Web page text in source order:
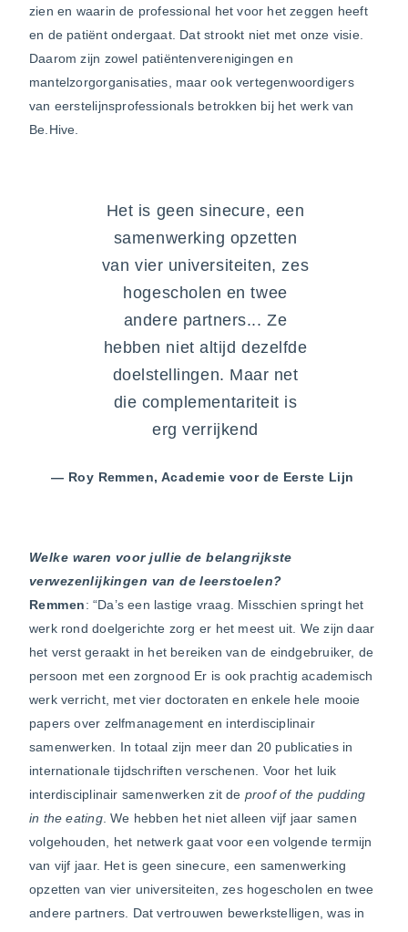
zien en waarin de professional het voor het zeggen heeft
en de patiënt ondergaat. Dat strookt niet met onze visie.
Daarom zijn zowel patiëntenverenigingen en
mantelzorgorganisaties, maar ook vertegenwoordigers
van eerstelijnsprofessionals betrokken bij het werk van
Be.Hive.
Het is geen sinecure, een
samenwerking opzetten
van vier universiteiten, zes
hogescholen en twee
andere partners... Ze
hebben niet altijd dezelfde
doelstellingen. Maar net
die complementariteit is
erg verrijkend
— Roy Remmen, Academie voor de Eerste Lijn
Welke waren voor jullie de belangrijkste
verwezenlijkingen van de leerstoelen?
Remmen: “Da’s een lastige vraag. Misschien springt het
werk rond doelgerichte zorg er het meest uit. We zijn daar
het verst geraakt in het bereiken van de eindgebruiker, de
persoon met een zorgnood Er is ook prachtig academisch
werk verricht, met vier doctoraten en enkele hele mooie
papers over zelfmanagement en interdisciplinair
samenwerken. In totaal zijn meer dan 20 publicaties in
internationale tijdschriften verschenen. Voor het luik
interdisciplinair samenwerken zit de proof of the pudding
in the eating. We hebben het niet alleen vijf jaar samen
volgehouden, het netwerk gaat voor een volgende termijn
van vijf jaar. Het is geen sinecure, een samenwerking
opzetten van vier universiteiten, zes hogescholen en twee
andere partners. Dat vertrouwen bewerkstelligen, was in